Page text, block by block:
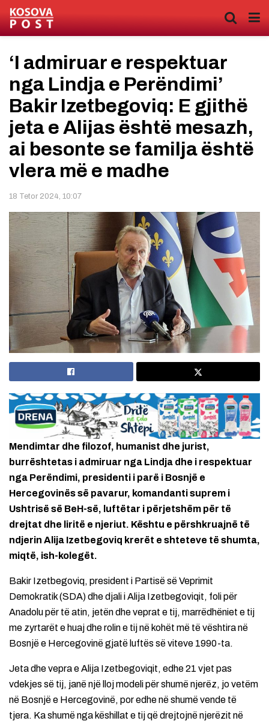
‘I admiruar e respektuar
nga Lindja e Perëndimi’
Bakir Izetbegoviq: E gjithë
jeta e Alijas është mesazh,
ai besonte se familja është
vlera më e madhe
18 Tetor 2024, 10:07
Mendimtar dhe filozof, humanist dhe jurist,
burrështetas i admiruar nga Lindja dhe i respektuar
nga Perëndimi, presidenti i parë i Bosnjë e
Hercegovinës së pavarur, komandanti suprem i
Ushtrisë së BeH-së, luftëtar i përjetshëm për të
drejtat dhe liritë e njeriut. Kështu e përshkruajnë të
ndjerin Alija Izetbegoviq krerët e shteteve të shumta,
miqtë, ish-kolegët.
Bakir Izetbegoviq, president i Partisë së Veprimit
Demokratik (SDA) dhe djali i Alija Izetbegoviqit, foli për
Anadolu për të atin, jetën dhe veprat e tij, marrëdhëniet e tij
me zyrtarët e huaj dhe rolin e tij në kohët më të vështira në
Bosnjë e Hercegovinë gjatë luftës së viteve 1990-ta.
Jeta dhe vepra e Alija Izetbegoviqit, edhe 21 vjet pas
vdekjes së tij, janë një lloj modeli për shumë njerëz, jo vetëm
në Bosnjë e Hercegovinë, por edhe në shumë vende të
tjera. Ka shumë nga këshillat e tij që drejtojnë njerëzit në